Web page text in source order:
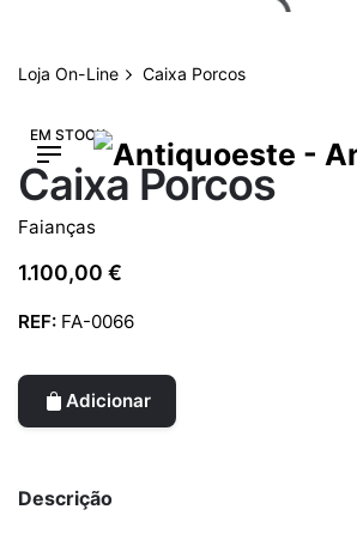
content
Loja On-Line Caixa Porcos
EM STOCK
Caixa Porcos
Faianças
1.100,00 €
REF: FA-0066
Adicionar
Descrição